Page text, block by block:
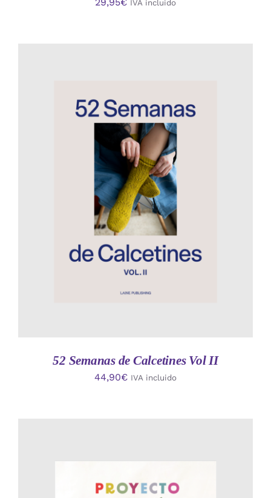
IVA incluido
AÑADIR AL CARRITO
52 Semanas de Calcetines Vol II
44,90€ IVA incluido